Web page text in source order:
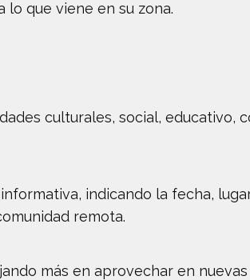
que viene en su zona.
culturales, social, educativo,
indicando la fecha,
remota.
más en aprovechar en nuevas